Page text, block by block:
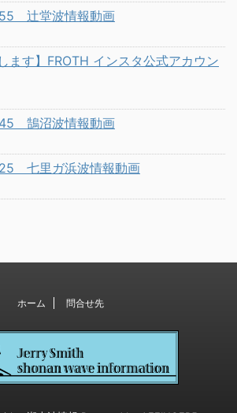
辻堂波情報動画
ます】FROTH インスタ公式アカウン
鵠沼波情報動画
七里ガ浜波情報動画
ホーム 問合せ先